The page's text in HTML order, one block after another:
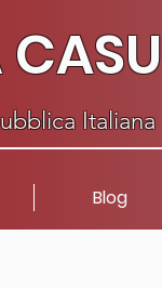
CASU
Italiana
Blog